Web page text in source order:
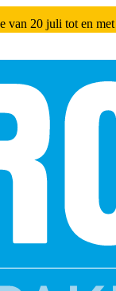
van 20 juli tot en